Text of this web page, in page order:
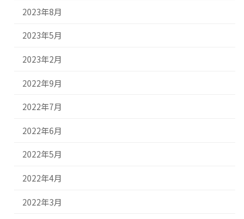
2023年8月
2023年5月
2023年2月
2022年9月
2022年7月
2022年6月
2022年5月
2022年4月
2022年3月